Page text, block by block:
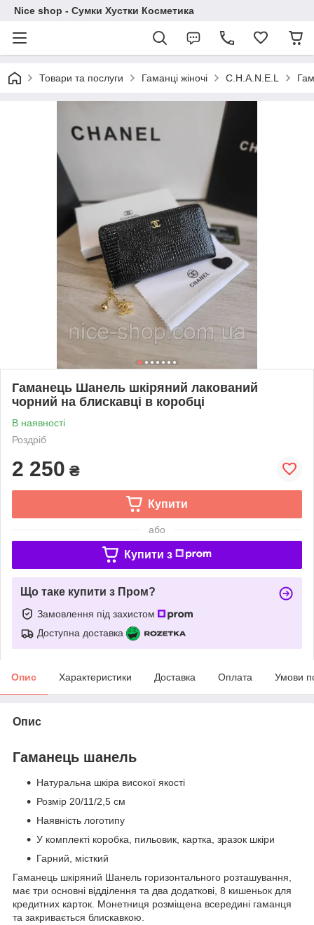
Nice shop - Сумки Хустки Косметика
Товари та послуги Гаманці жіночі C.H.A.N.E.L
Гаманець Шанель шкіряний лакований
чорний на блискавці в коробці
В наявності
Роздріб
2 250 ₴
Купити
або
Купити з
Що таке купити з Пром?
Замовлення під захистом
Доступна доставка
Опис Характеристики Доставка Оплата Умови
Опис
Гаманець шанель
Натуральна шкіра високої якості
Розмір 20/11/2,5 см
Наявність логотипу
У комплекті коробка, пильовик, картка, зразок шкіри
Гарний, місткий
Гаманець шкіряний Шанель горизонтального розташування,
має три основні відділення та два додаткові, 8 кишеньок для
кредитних карток. Монетниця розміщена всередині гаманця
та закривається блискавкою.